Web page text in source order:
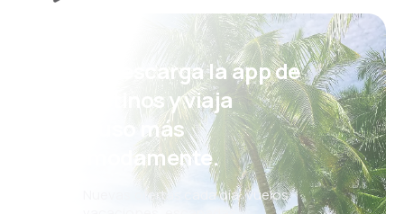
¡Eh! Descarga la app de
eDestinos y viaja
incluso más
cómodamente.
Nuevas ofertas cada día: vuelos,